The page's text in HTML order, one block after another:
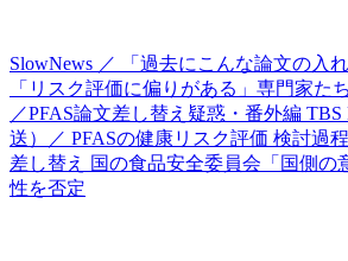
SlowNews ／ 「過去にこんな論文の入
「リスク評価に偏りがある」専門家た
／PFAS論文差し替え疑惑・番外編 TBS
送）／ PFASの健康リスク評価 検討過
差し替え 国の食品安全委員会「国側の
性を否定